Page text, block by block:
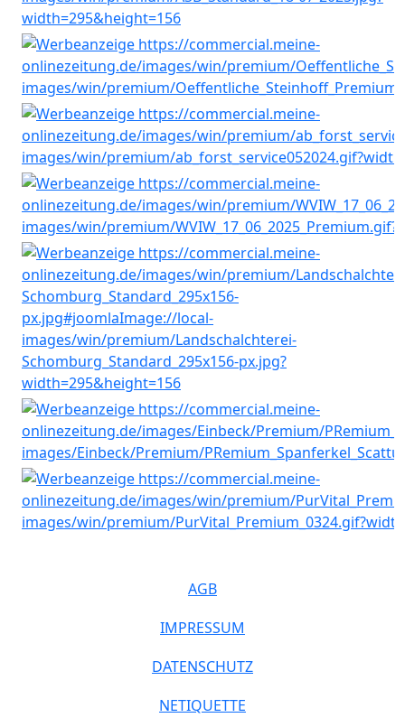
AGB
IMPRESSUM
DATENSCHUTZ
NETIQUETTE